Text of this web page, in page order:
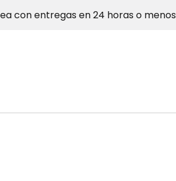
con entregas en 24 horas o menos